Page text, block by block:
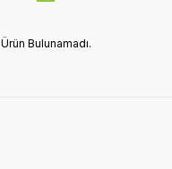
Ürün Bulunamadı.